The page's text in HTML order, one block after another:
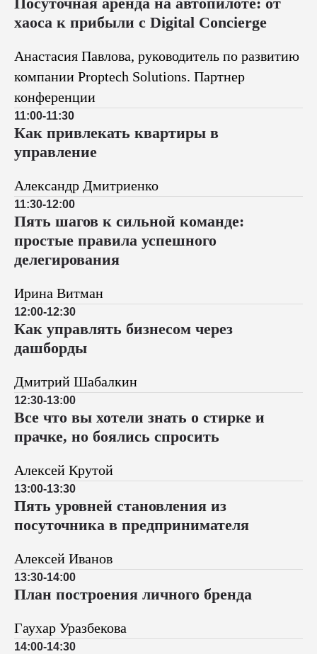
хаоса к прибыли с Digital Concierge
Анастасия Павлова, руководитель по развитию
компании Proptech Solutions. Партнер
конференции
11:00-11:30
Как привлекать квартиры в
управление
Александр Дмитриенко
11:30-12:00
Пять шагов к сильной команде:
простые правила успешного
делегирования
Ирина Витман
12:00-12:30
Как управлять бизнесом через
дашборды
Дмитрий Шабалкин
12:30-13:00
Все что вы хотели знать о стирке и
прачке, но боялись спросить
Алексей Крутой
13:00-13:30
Пять уровней становления из
посуточника в предпринимателя
Алексей Иванов
13:30-14:00
План построения личного бренда
Гаухар Уразбекова
14:00-14:30